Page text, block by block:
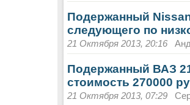
Подержанный
следующего по
21 Октября 2013, 20:16
Подержанный ВАЗ
стоимость 270000
21 Октября 2013, 07:29